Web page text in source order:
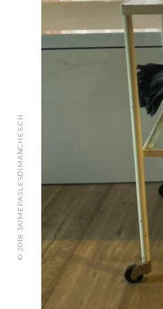
© 2018 JAIMEPASLESDIMANCHES.CH